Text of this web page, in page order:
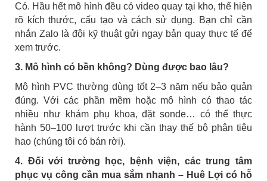
Có. Hầu hết mô hình đều có video quay tại kho, thể hiện
rõ kích thước, cấu tạo và cách sử dụng. Bạn chỉ cần
nhắn Zalo là đội kỹ thuật gửi ngay bản quay thực tế để
xem trước.
3. Mô hình có bền không? Dùng được bao lâu?
Mô hình PVC thường dùng tốt 2–3 năm nếu bảo quản
đúng. Với các phần mềm hoặc mô hình có thao tác
nhiều như khám phụ khoa, đặt sonde… có thể thực
hành 50–100 lượt trước khi cần thay thế bộ phận tiêu
hao (chúng tôi có bán rời).
4. Đối với trường học, bệnh viện, các trung tâm
phục vụ công cần mua sắm nhanh – Huê Lợi có hỗ